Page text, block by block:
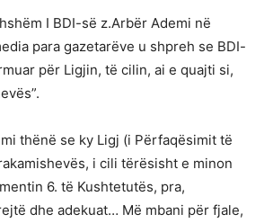
I BDI-së z.Arbër Ademi në
para gazetarëve u shpreh se BDI-
për Ligjin, të cilin, ai e quajti si,
thënë se ky Ligj (i Përfaqësimit të
i cili tërësisht e minon
6. të Kushtetutës, pra,
dhe adekuat… Më mbani për fjale,